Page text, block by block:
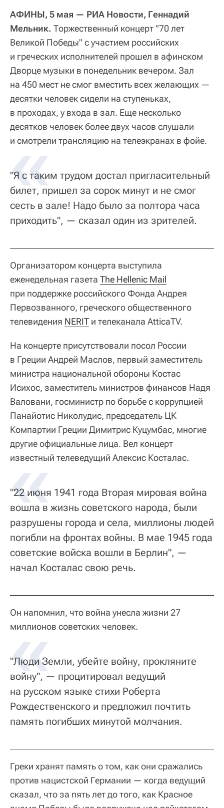
АФИНЫ, 5 мая — РИА Новости, Геннадий
Мельник. Торжественный концерт "70 лет
Великой Победы" с участием российских
и греческих исполнителей прошел в афинском
Дворце музыки в понедельник вечером. Зал
на 450 мест не смог вместить всех желающих —
десятки человек сидели на ступеньках,
в проходах, у входа в зал. Еще несколько
десятков человек более двух часов слушали
и смотрели трансляцию на телеэкранах в фойе.
"Я с таким трудом достал пригласительный
билет, пришел за сорок минут и не смог
сесть в зале! Надо было за полтора часа
приходить", — сказал один из зрителей.
Организатором концерта выступила
еженедельная газета The Hellenic Mail
при поддержке российского Фонда Андрея
Первозванного, греческого общественного
телевидения NERIT и телеканала AtticaTV.
На концерте присутствовали посол России
в Греции Андрей Маслов, первый заместитель
министра национальной обороны Костас
Исихос, заместитель министров финансов Надя
Валовани, госминистр по борьбе с коррупцией
Панайотис Николудис, председатель ЦК
Компартии Греции Димитрис Куцумбас, многие
другие официальные лица. Вел концерт
известный телеведущий Алексис Косталас.
"22 июня 1941 года Вторая мировая война
вошла в жизнь советского народа, были
разрушены города и села, миллионы людей
погибли на фронтах войны. В мае 1945 года
советские войска вошли в Берлин", —
начал Косталас свою речь.
Он напомнил, что война унесла жизни 27
миллионов советских человек.
"Люди Земли, убейте войну, прокляните
войну", — процитировал ведущий
на русском языке стихи Роберта
Рождественского и предложил почтить
память погибших минутой молчания.
Греки хранят память о том, как они сражались
против нацистской Германии — когда ведущий
сказал, что за пять лет до того, как Красное